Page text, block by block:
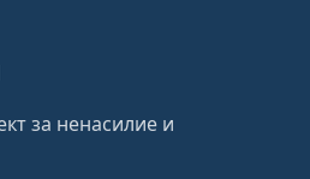
за ненасилие и